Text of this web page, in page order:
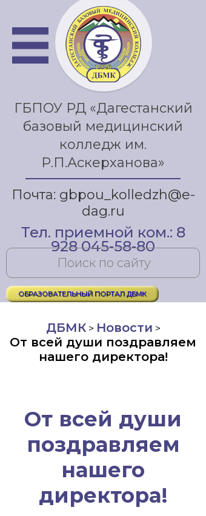
ГБПОУ РД «Дагестанский
базовый медицинский
колледж им.
Р.П.Аскерханова»
Почта: gbpou_kolledzh@e-
dag.ru
Тел. приемной ком.: 8
928 045-58-80
ОБРАЗОВАТЕЛЬНЫЙ ПОРТАЛ ДБМК
ДБМК> Новости >
От всей души поздравляем
нашего директора!
От всей души
поздравляем
нашего
директора!